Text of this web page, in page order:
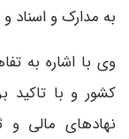
به مدارک و اسناد
وی با اشاره به
کشور و با تاکید
نهادهای مالی و